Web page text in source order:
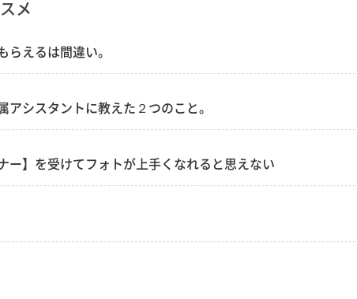
メ
らえるは間違い。
アシスタントに教えた２つのこと。
ー】を受けてフォトが上手くなれると思えない